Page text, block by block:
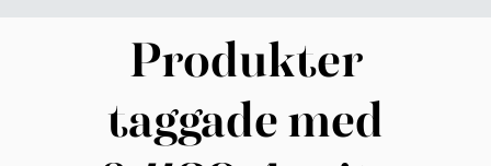
Produkter
taggade med